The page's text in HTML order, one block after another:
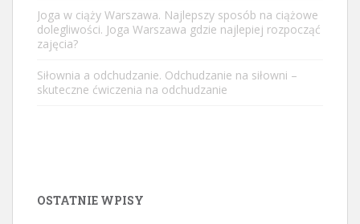
Joga w ciąży Warszawa. Najlepszy sposób na ciążowe
dolegliwości. Joga Warszawa gdzie najlepiej rozpocząć
zajęcia?
Siłownia a odchudzanie. Odchudzanie na siłowni –
skuteczne ćwiczenia na odchudzanie
OSTATNIE WPISY